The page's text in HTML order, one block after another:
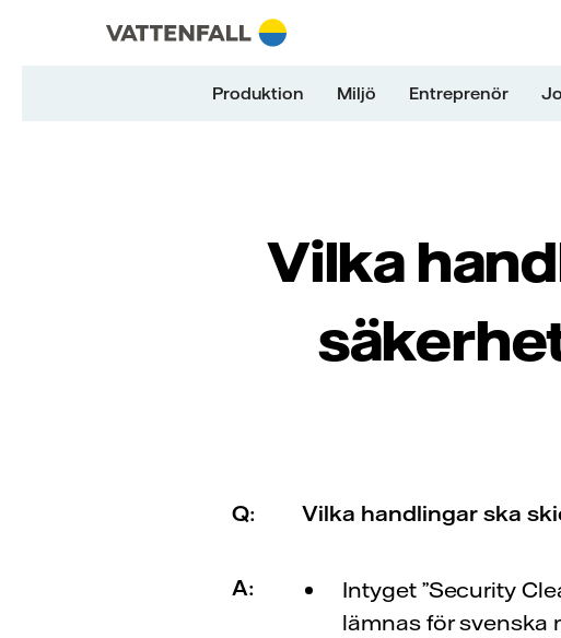
Skip to content
Gå till huvudnavigeringen
Gå till sidfoten
Produktion Miljö Entreprenör
Vilka
Q: Vilka handlingar ska
A:
Intyget ”Security
lämnas för svenska
Gå till huvudnavigeringen